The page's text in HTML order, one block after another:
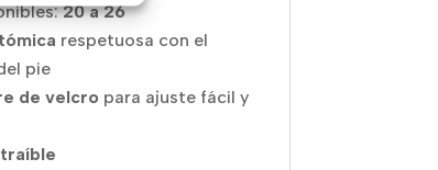
20 a 26
respetuosa con el
pie
de velcro para ajuste fácil y